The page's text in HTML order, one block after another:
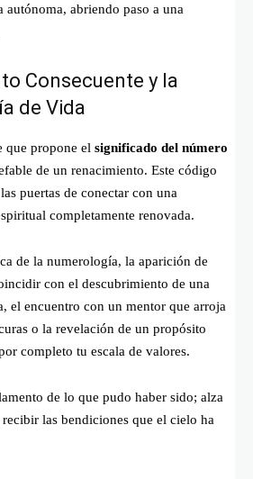
autónoma, abriendo paso a una
Consecuente y la
de Vida
que propone el significado del número
de un renacimiento. Este código
puertas de conectar con una
completamente renovada.
de la numerología, la aparición de
con el descubrimiento de una
el encuentro con un mentor que arroja
o la revelación de un propósito
completo tu escala de valores.
de lo que pudo haber sido; alza
las bendiciones que el cielo ha